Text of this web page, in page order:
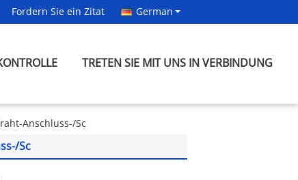
Fordern Sie ein Zitat German
TRETEN SIE MIT UNS IN VERBINDUNG
Anschluss-/Sc
Sc